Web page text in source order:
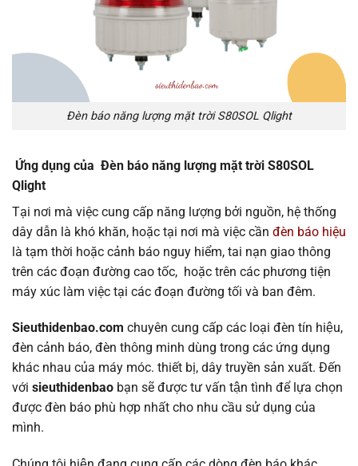
Đèn báo năng lượng mặt trời S80SOL Qlight
Ứng dụng của Đèn báo năng lượng mặt trời S80SOL
Qlight
Tại nơi mà việc cung cấp năng lượng bởi nguồn, hệ thống
dây dẫn là khó khăn, hoặc tại nơi mà việc cần đèn báo hiệu
là tạm thời hoặc cảnh báo nguy hiểm, tai nạn giao thông
trên các đoạn đường cao tốc, hoặc trên các phương tiện
máy xúc làm việc tại các đoạn đường tối và ban đêm.
Sieuthidenbao.com chuyên cung cấp các loại đèn tín hiệu,
đèn cảnh báo, đèn thông minh dùng trong các ứng dụng
khác nhau của máy móc. thiết bị, dây truyền sản xuất. Đến
với sieuthidenbao bạn sẽ được tư vấn tận tình để lựa chọn
được đèn báo phù hợp nhất cho nhu cầu sử dụng của
mình.